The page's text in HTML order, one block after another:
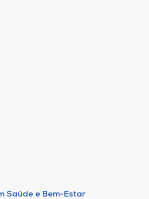
Saúde e Bem-Estar